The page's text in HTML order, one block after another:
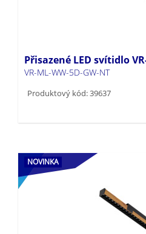
Přisazené LED svítidlo
VR-ML-WW-5D-GW-NT
Produktový kód: 39637
NOVINKA